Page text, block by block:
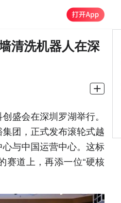
清洗机器人在深
盛会在深圳罗湖举行。
团，正式发布滚轮式越
与中国运营中心。这标
赛道上，再添一位“硬核